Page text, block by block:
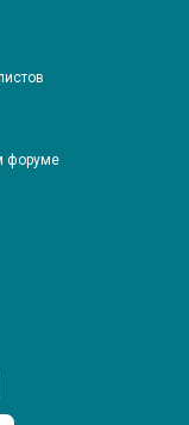
форуме